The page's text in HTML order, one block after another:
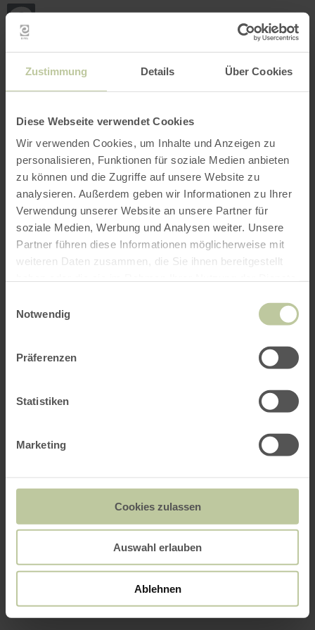
Zustimmung Details Über Cookies
Diese Webseite verwendet Cookies
Wir verwenden Cookies, um Inhalte und Anzeigen zu
personalisieren, Funktionen für soziale Medien anbieten
zu können und die Zugriffe auf unsere Website zu
analysieren. Außerdem geben wir Informationen zu Ihrer
Verwendung unserer Website an unsere Partner für
soziale Medien, Werbung und Analysen weiter. Unsere
Partner führen diese Informationen möglicherweise mit
weiteren Daten zusammen, die Sie ihnen bereitgestellt
Notwendig
Präferenzen
Statistiken
Marketing
Cookies zulassen
Auswahl erlauben
Ablehnen
Zum Hauptinhalt springen
Zur Suche springen
Zur Hauptnavigation
Zum Footer springen
Zurück
zur
Startseite
SUCHE MENÜ
Nachfolgend aufgelistetes Freizeitangebot
wurde vom Anbieter Naturpark Nordeifel e.V.
eingestellt. Für den Inhalt ist ausschließlich
der Anbieter Naturpark Nordeifel e.V.
verantwortlich.